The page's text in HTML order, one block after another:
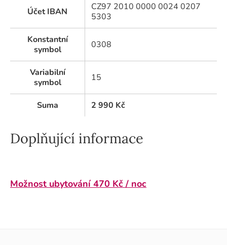
Účet IBAN
CZ97 2010 0000 0024 0207
5303
Konstantní
symbol
0308
Variabilní
symbol
15
Suma 2 990 Kč
Doplňující informace
Možnost ubytování 470 Kč / noc